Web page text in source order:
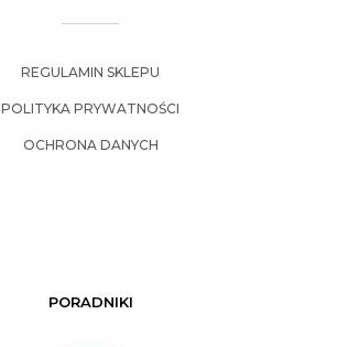
REGULAMIN SKLEPU
POLITYKA PRYWATNOŚCI
OCHRONA DANYCH
PORADNIKI